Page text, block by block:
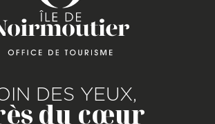
DES YEUX,
du cœur